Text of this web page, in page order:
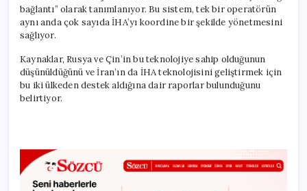
bağlantı” olarak tanımlanıyor. Bu sistem, tek bir operatörün
aynı anda çok sayıda İHA’yı koordine bir şekilde yönetmesini
sağlıyor.
Kaynaklar, Rusya ve Çin’in bu teknolojiye sahip olduğunun
düşünüldüğünü ve İran’ın da İHA teknolojisini geliştirmek için
bu iki ülkeden destek aldığına dair raporlar bulunduğunu
belirtiyor.